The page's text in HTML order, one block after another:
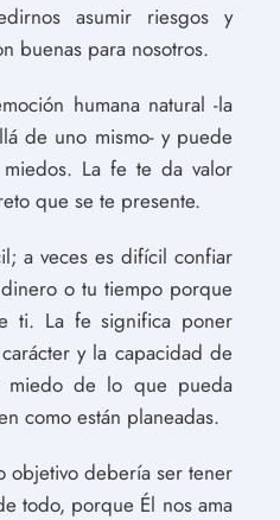
asumir riesgos y
buenas para nosotros.
humana natural -la
de uno mismo- y puede
La fe te da valor
que se te presente.
a veces es difícil confiar
o tu tiempo porque
ti. La fe significa poner
y la capacidad de
miedo de lo que pueda
como están planeadas.
objetivo debería ser tener
todo, porque Él nos ama